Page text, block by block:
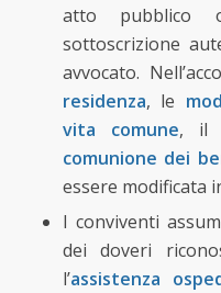
atto pubblico
sottoscrizione
avvocato.
residenza, le
vita comune, il
comunione dei
essere modificata
I conviventi
dei doveri
l’assistenza